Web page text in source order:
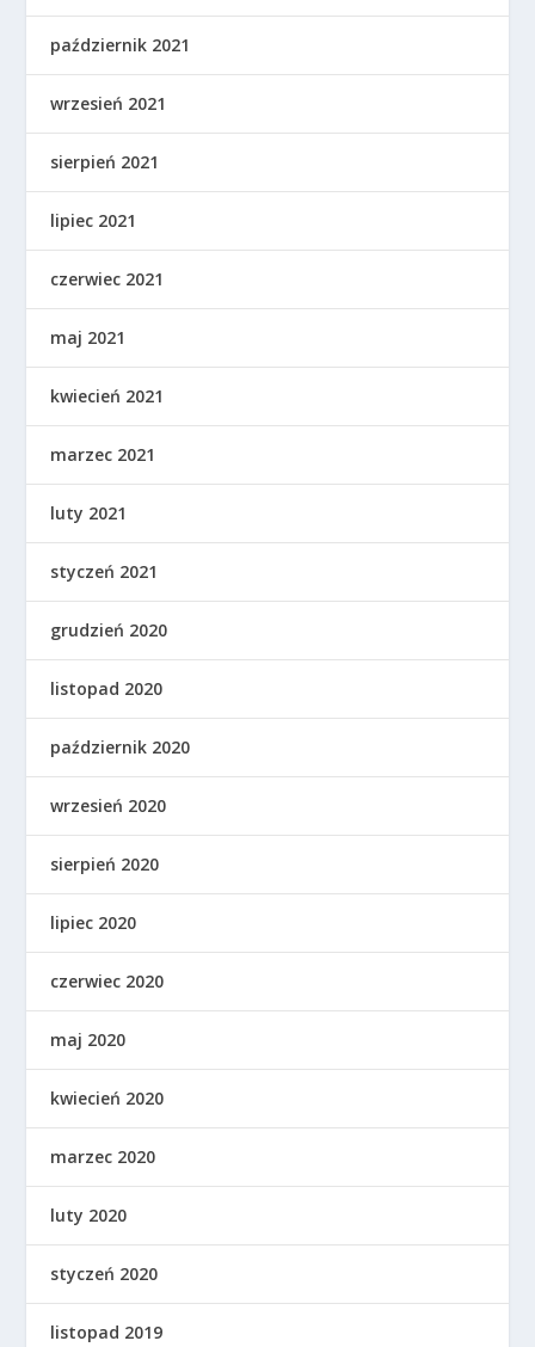
październik 2021
wrzesień 2021
sierpień 2021
lipiec 2021
czerwiec 2021
maj 2021
kwiecień 2021
marzec 2021
luty 2021
styczeń 2021
grudzień 2020
listopad 2020
październik 2020
wrzesień 2020
sierpień 2020
lipiec 2020
czerwiec 2020
maj 2020
kwiecień 2020
marzec 2020
luty 2020
styczeń 2020
listopad 2019